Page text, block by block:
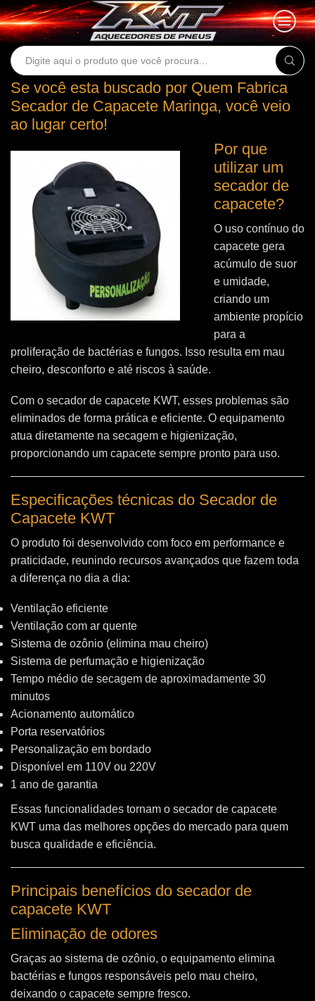
Search
Se você esta buscado por Quem Fabrica
Secador de Capacete Maringa, você veio
ao lugar certo!
Por que
utilizar um
secador de
capacete?
O uso contínuo do
capacete gera
acúmulo de suor
e umidade,
criando um
ambiente propício
para a
proliferação de bactérias e fungos. Isso resulta em mau
cheiro, desconforto e até riscos à saúde.
Com o secador de capacete KWT, esses problemas são
eliminados de forma prática e eficiente. O equipamento
atua diretamente na secagem e higienização,
proporcionando um capacete sempre pronto para uso.
Especificações técnicas do Secador de
Capacete KWT
O produto foi desenvolvido com foco em performance e
praticidade, reunindo recursos avançados que fazem toda
a diferença no dia a dia:
Ventilação eficiente
Ventilação com ar quente
Sistema de ozônio (elimina mau cheiro)
Sistema de perfumação e higienização
Tempo médio de secagem de aproximadamente 30
minutos
Acionamento automático
Porta reservatórios
Personalização em bordado
Disponível em 110V ou 220V
1 ano de garantia
Essas funcionalidades tornam o secador de capacete
KWT uma das melhores opções do mercado para quem
busca qualidade e eficiência.
Principais benefícios do secador de
capacete KWT
Eliminação de odores
Graças ao sistema de ozônio, o equipamento elimina
bactérias e fungos responsáveis pelo mau cheiro,
deixando o capacete sempre fresco.